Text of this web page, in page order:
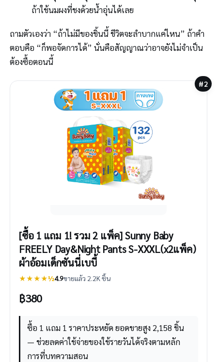
ถ้าใช้นมผงที่ชงด้วยน้ำอุ่นได้เลย
ถามตัวเองว่า “ถ้าไม่มีของชิ้นนี้ ชีวิตจะลำบากแค่ไหน” ถ้าคำ
ตอบคือ “ก็พอจัดการได้” นั่นคือสัญญาณว่าอาจยังไม่จำเป็น
ต้องซื้อตอนนี้
#2
[ซื้อ 1 แถม 1! รวม 2 แพ็ค] Sunny Baby
FREELY Day&Night Pants S-XXXL(x2แพ็ค)
ผ้าอ้อมเด็กซันนี่เบบี้
★★★★½4.9ขายแล้ว 2.2K ชิ้น
฿380
ซื้อ 1 แถม 1 ราคาประหยัด ยอดขายสูง 2,158 ชิ้น
— ช่วยลดค่าใช้จ่ายของใช้รายวันได้จริงตามหลัก
การที่บทความสอน